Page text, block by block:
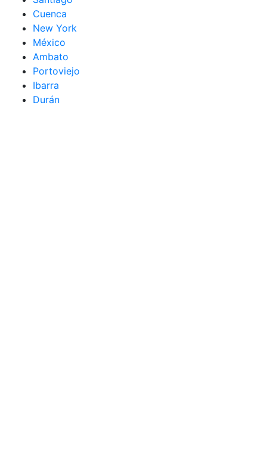
Cuenca
New York
México
Ambato
Portoviejo
Ibarra
Durán